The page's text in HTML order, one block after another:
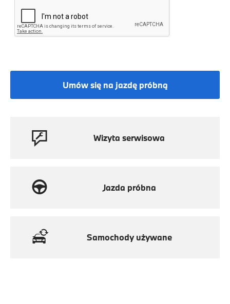
Umów się na jazdę próbną
Wizyta serwisowa
Jazda próbna
Samochody używane